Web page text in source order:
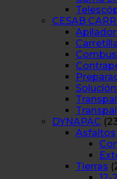
CESAB
DYNAPAC
Asfaltos
Tierras